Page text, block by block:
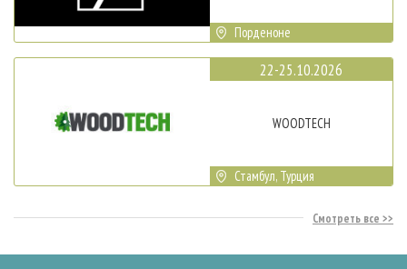
Порденоне
22-25.10.2026
WOODTECH
Стамбул, Турция
Смотреть все